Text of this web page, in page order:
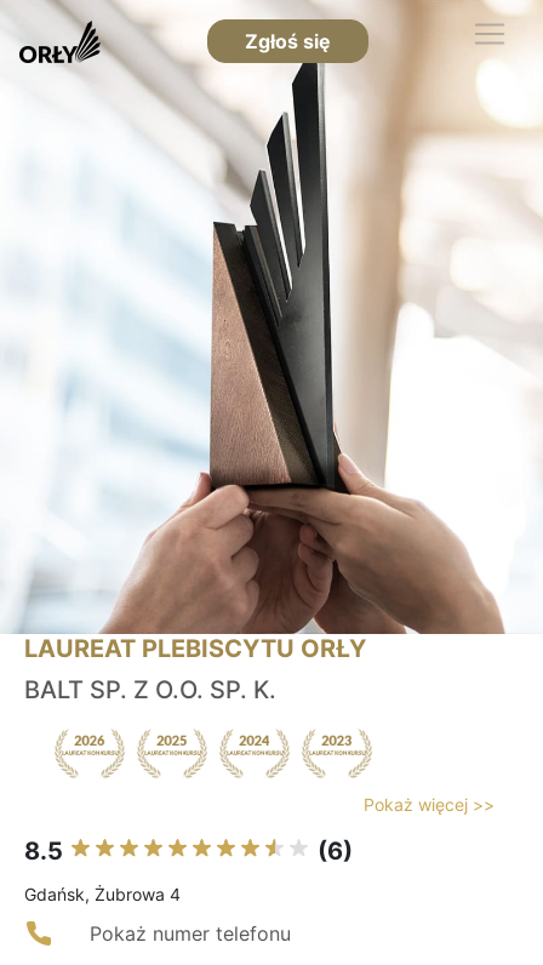
Zgłoś się
LAUREAT PLEBISCYTU ORŁY
BALT SP. Z O.O. SP. K.
Pokaż więcej >>
8.5 (6)
Gdańsk, Żubrowa 4
Pokaż numer telefonu